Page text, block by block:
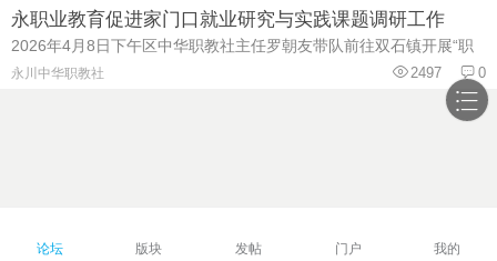
永职业教育促进家门口就业研究与实践课题调研工作
2026年4月8日下午区中华职教社主任罗朝友带队前往双石镇开展“职
永川中华职教社 0
2497
论坛 版块 发帖 门户 我的